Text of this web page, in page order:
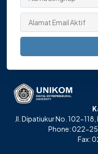
Jl. Dipatiukur No. 102-
Phone: 022-
Fax: